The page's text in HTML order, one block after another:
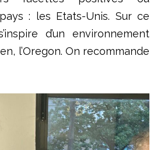
: les Etats-Unis. Sur ce
d’un environnement
l’Oregon. On recommande